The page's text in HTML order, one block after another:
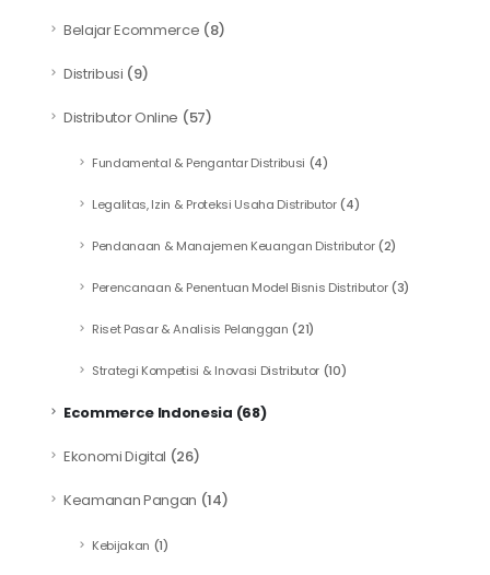
Belajar Ecommerce (8)
Distribusi (9)
Distributor Online (57)
Fundamental & Pengantar Distribusi (4)
Legalitas, Izin & Proteksi Usaha Distributor(4)
Pendanaan & Manajemen Keuangan Distributor(2)
Perencanaan & Penentuan Model Bisnis Distributor(3)
Riset Pasar & Analisis Pelanggan (21)
Strategi Kompetisi & Inovasi Distributor (10)
Ecommerce Indonesia (68)
Ekonomi Digital (26)
Keamanan Pangan (14)
Kebijakan (1)